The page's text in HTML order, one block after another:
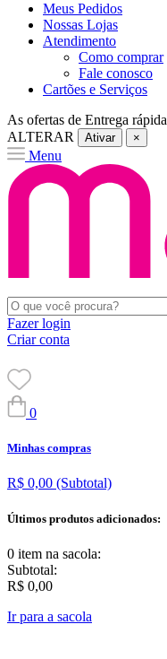
Meus Pedidos
Nossas Lojas
Atendimento
Como comprar
Fale conosco
Cartões e Serviços
As ofertas de Entrega rápida
ALTERAR
Ativar ×
Menu
Fazer login
Criar conta
0
Minhas compras
R$ 0,00 (Subtotal)
Últimos produtos adicionados:
0 item na sacola:
Subtotal:
R$ 0,00
Ir para a sacola